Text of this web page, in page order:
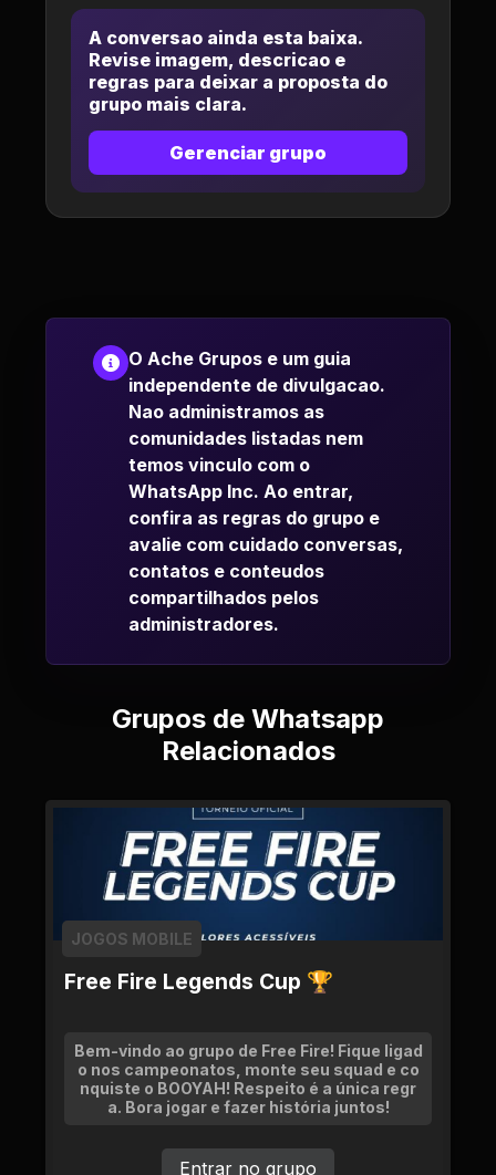
A conversao ainda esta baixa.
Revise imagem, descricao e
regras para deixar a proposta do
grupo mais clara.
Gerenciar grupo
O Ache Grupos e um guia
independente de divulgacao.
Nao administramos as
comunidades listadas nem
temos vinculo com o
WhatsApp Inc. Ao entrar,
confira as regras do grupo e
avalie com cuidado conversas,
contatos e conteudos
compartilhados pelos
administradores.
Grupos de Whatsapp
Relacionados
Free Fire Legends Cup 🏆
JOGOS MOBILE
Bem-vindo ao grupo de Free Fire! Fique ligad
o nos campeonatos, monte seu squad e co
nquiste o BOOYAH! Respeito é a única regr
a. Bora jogar e fazer história juntos!
Entrar no grupo